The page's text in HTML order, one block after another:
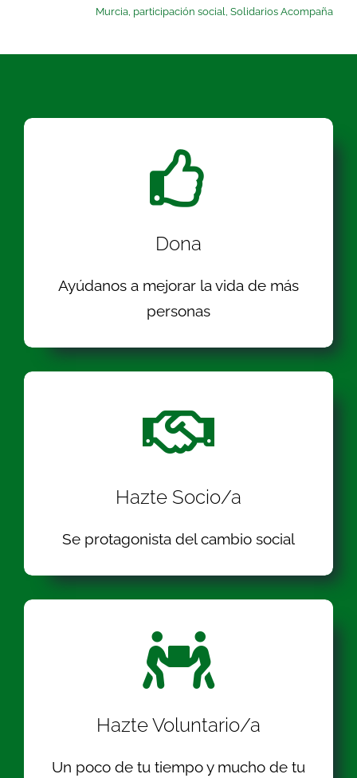
Murcia participación social ,Solidarios Acompaña
Dona
Ayúdanos a mejorar la vida de más
personas
Hazte Socio/a
Se protagonista del cambio social
Hazte Voluntario/a
Un poco de tu tiempo y mucho de tu